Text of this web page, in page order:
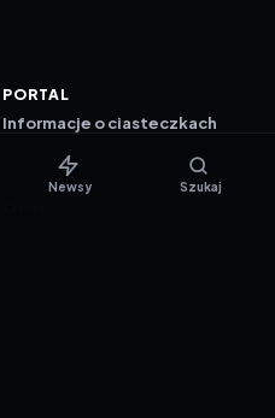
PORTAL
Informacje o ciasteczkach
Polityka prywatności
Newsy Szukaj